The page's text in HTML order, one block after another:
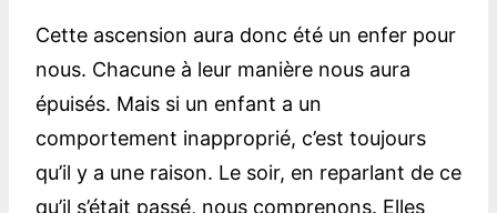
Cette ascension aura donc été un enfer pour
nous. Chacune à leur manière nous aura
épuisés. Mais si un enfant a un
comportement inapproprié, c’est toujours
qu’il y a une raison. Le soir, en reparlant de ce
qu’il s’était passé, nous comprenons. Elles